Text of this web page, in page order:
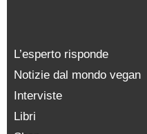
L’esperto risponde
Notizie dal mondo vegan
Interviste
Libri